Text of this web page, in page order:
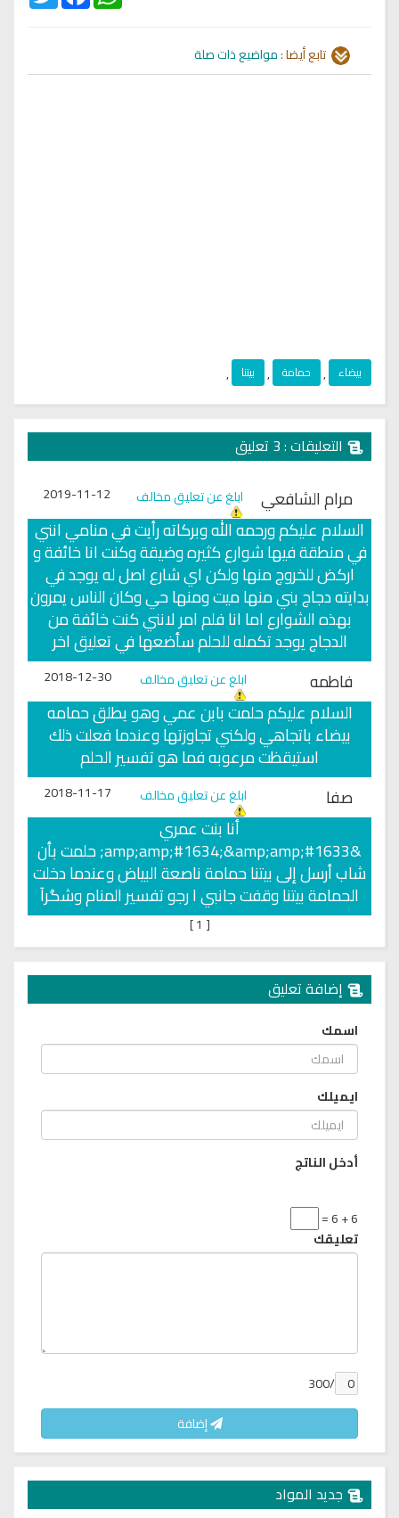
تابع أيضا :مواضيع ذات صلة
بيضاء , حمامة , بيتنا ,
التعليقات : 3 تعليق
مرام الشافعي ابلغ عن تعليق مخالف 2019-11-12
السلام عليكم ورحمه الله وبركاته رأيت في منامي انني
في منطقة فيها شوارع كثيره وضيقة وكنت انا خائفة و
اركض للخروج منها ولكن اي شارع اصل له يوجد في
بدايته دجاج بني منها ميت ومنها حي وكان الناس يمرون
بهذه الشوارع اما انا فلم امر لانني كنت خائفة من
الدجاج يوجد تكمله للحلم سأضعها في تعليق اخر
فاطمه
ابلغ عن تعليق مخالف 2018-12-30
السلام عليكم حلمت بابن عمي وهو يطلق حمامه
بيضاء باتجاهي ولكني تجاوزتها وعندما فعلت ذلك
استيقظت مرعوبه فما هو تفسير الحلم
صفا
ابلغ عن تعليق مخالف 2018-11-17
أنا بنت عمري
&amp;amp;#1634;&amp;amp;#1633; حلمت بأن
شاب أرسل إلى بيتنا حمامة ناصعة البياض وعندما دخلت
الحمامة بيتنا وقفت جانبي ا رجو تفسير المنام وشگرآ
[
]
إضافة تعليق
اسمك
ايميلك
أدخل الناتج
6 + 6 =
تعليقك
/300
إضافة
جديد المواد